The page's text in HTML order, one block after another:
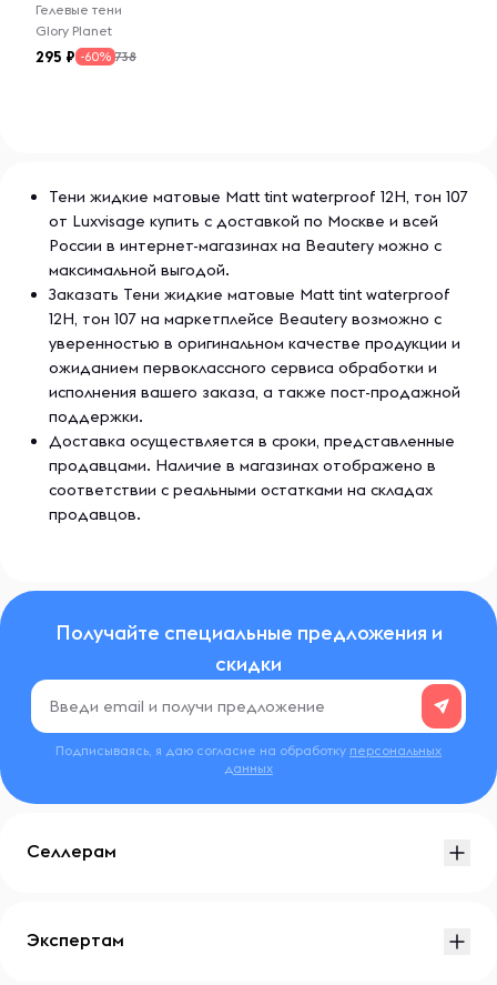
Гелевые тени
Glory Planet
295 -60% 738
Тени жидкие матовые Matt tint waterproof 12H, тон 107
от Luxvisage купить с доставкой по Москве и всей
России в интернет-магазинах на Beautery можно с
максимальной выгодой.
Заказать Тени жидкие матовые Matt tint waterproof
12H, тон 107 на маркетплейсе Beautery возможно с
уверенностью в оригинальном качестве продукции и
ожиданием первоклассного сервиса обработки и
исполнения вашего заказа, а также пост-продажной
поддержки.
Доставка осуществляется в сроки, представленные
продавцами. Наличие в магазинах отображено в
соответствии с реальными остатками на складах
продавцов.
Получайте специальные предложения и
скидки
Подписываясь, я даю согласие на обработку персональных
данных
Селлерам
Экспертам